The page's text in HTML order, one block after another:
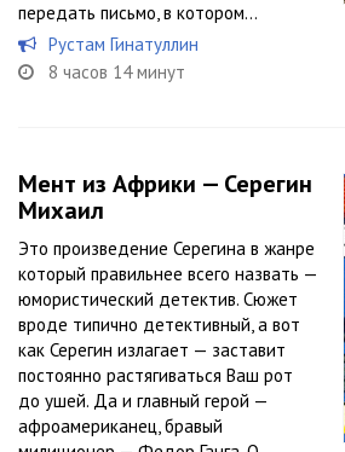
передать письмо, в котором...
Рустам Гинатуллин
8 часов 14 минут
Мент из Африки — Серегин
Михаил
Это произведение Серегина в жанре
который правильнее всего назвать —
юмористический детектив. Сюжет
вроде типично детективный, а вот
как Серегин излагает — заставит
постоянно растягиваться Ваш рот
до ушей. Да и главный герой —
афроамериканец, бравый